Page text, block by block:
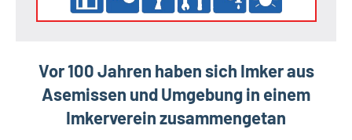
Vor 100 Jahren haben sich Imker aus
Asemissen und Umgebung in einem
Imkerverein zusammengetan